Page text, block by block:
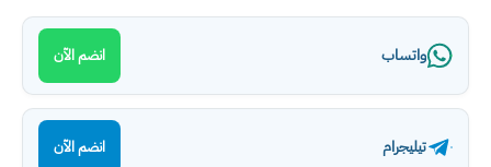
واتساب انضم الآن
تيليجرام انضم الآن